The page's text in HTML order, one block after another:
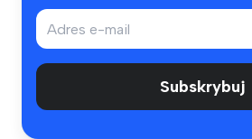
Subskrybuj